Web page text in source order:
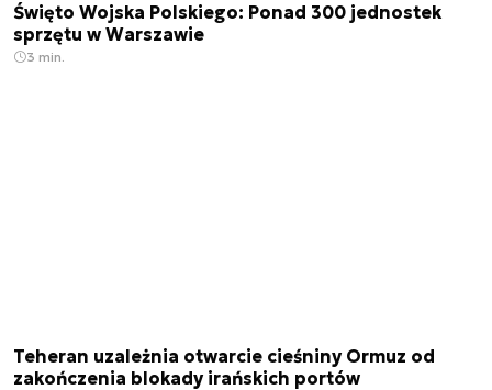
Święto Wojska Polskiego: Ponad 300 jednostek
sprzętu w Warszawie
3 min.
Teheran uzależnia otwarcie cieśniny Ormuz od
zakończenia blokady irańskich portów